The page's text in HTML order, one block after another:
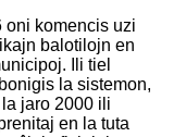
oni komencis uzi
balotilojn en
Ili tiel
la sistemon,
jaro 2000 ili
en la tuta